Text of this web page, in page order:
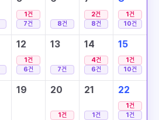
1건
7건 8건
2건
8건
1건
10건
12
1건
6건
13
7건
14
4건
6건
15
1건
10건
19 20
1건
21
1건
22
1건
1건